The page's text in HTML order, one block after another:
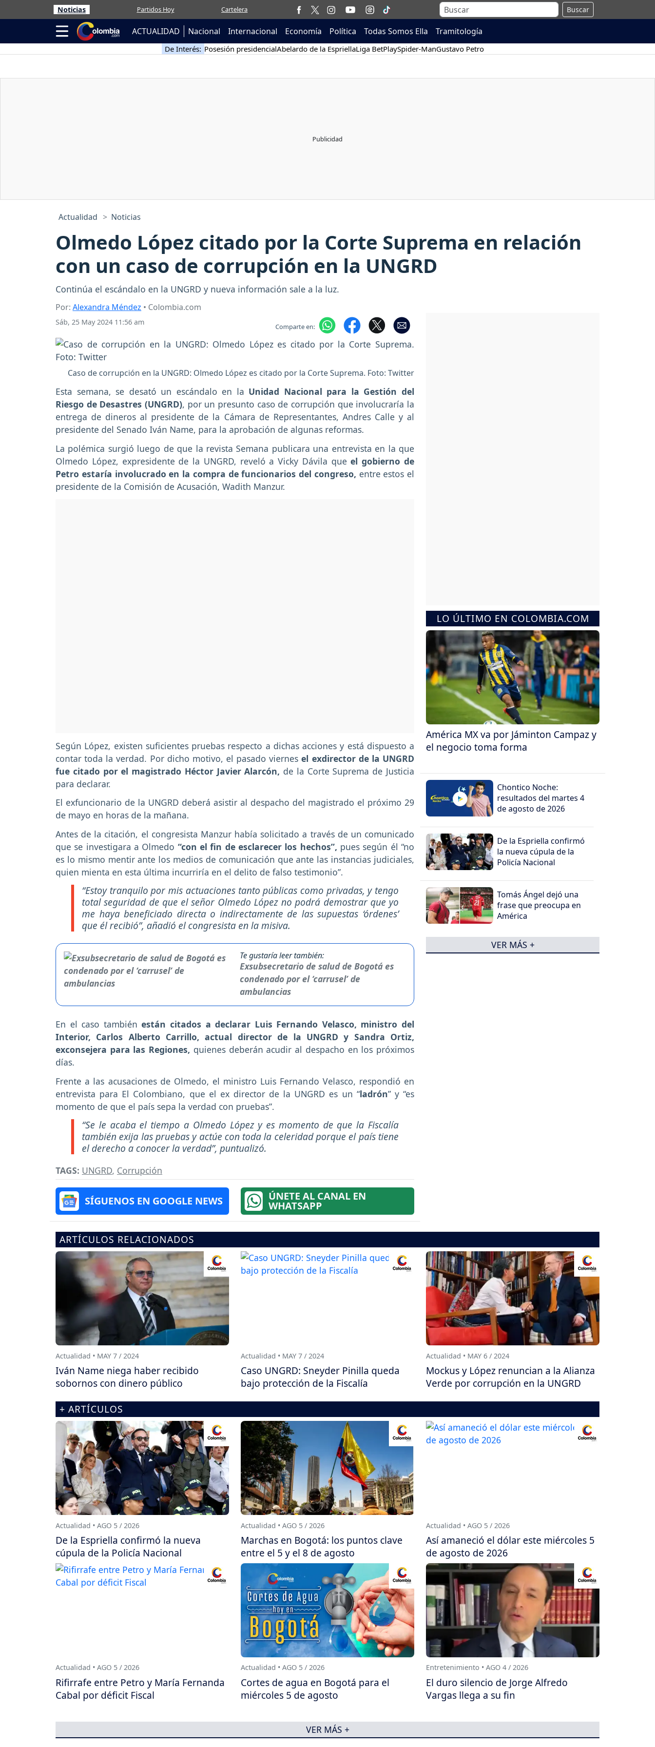
Noticias Partidos Hoy Cartelera Buscar
ACTUALIDAD Nacional Internacional Economía Política Todas Somos Ella Tramitología
De Interés: Posesión presidencialAbelardo de la EspriellaLiga BetPlaySpider-ManGustavo Petro
Actualidad Noticias
Olmedo López citado por la Corte Suprema en relación
con un caso de corrupción en la UNGRD
Continúa el escándalo en la UNGRD y nueva información sale a la luz.
Por: Alexandra Méndez • Colombia.com
Sáb, 25 May 2024 11:56 am Comparte en:
Caso de corrupción en la UNGRD: Olmedo López es citado por la Corte Suprema. Foto: Twitter
Esta semana, se desató un escándalo en la Unidad Nacional para la Gestión del
Riesgo de Desastres (UNGRD), por un presunto caso de corrupción que involucraría la
entrega de dineros al presidente de la Cámara de Representantes, Andres Calle y al
presidente del Senado Iván Name, para la aprobación de algunas reformas.
La polémica surgió luego de que la revista Semana publicara una entrevista en la que
Olmedo López, expresidente de la UNGRD, reveló a Vicky Dávila queel gobierno de
Petro estaría involucrado en la compra de funcionarios del congreso, entre estos el
presidente de la Comisión de Acusación, Wadith Manzur.
Según López, existen suficientes pruebas respecto a dichas acciones y está dispuesto a
contar toda la verdad. Por dicho motivo, el pasado viernes el exdirector de la UNGRD
fue citado por el magistrado Héctor Javier Alarcón, de la Corte Suprema de Justicia
para declarar.
El exfuncionario de la UNGRD deberá asistir al despacho del magistrado el próximo 29
de mayo en horas de la mañana.
Antes de la citación, el congresista Manzur había solicitado a través de un comunicado
que se investigara a Olmedo “con el fin de esclarecer los hechos”, pues según él “no
es lo mismo mentir ante los medios de comunicación que ante las instancias judiciales,
quien mienta en esta última incurriría en el delito de falso testimonio”.
“Estoy tranquilo por mis actuaciones tanto públicas como privadas, y tengo
total seguridad de que el señor Olmedo López no podrá demostrar que yo
me haya beneficiado directa o indirectamente de las supuestas ‘órdenes’
que él recibió”, añadió el congresista en la misiva.
Te gustaría leer también:
Exsubsecretario de salud de Bogotá es
condenado por el ‘carrusel’ de
ambulancias
En el caso tambiénestán citados a declarar Luis Fernando Velasco, ministro del
Interior, Carlos Alberto Carrillo, actual director de la UNGRD y Sandra Ortiz,
exconsejera para las Regiones, quienes deberán acudir al despacho en los próximos
días.
Frente a las acusaciones de Olmedo, el ministro Luis Fernando Velasco, respondió en
entrevista para El Colombiano, que el ex director de la UNGRD es un “ladrón” y “es
momento de que el país sepa la verdad con pruebas”.
“Se le acaba el tiempo a Olmedo López y es momento de que la Fiscalía
también exija las pruebas y actúe con toda la celeridad porque el país tiene
el derecho a conocer la verdad”, puntualizó.
TAGS: UNGRD, Corrupción
SÍGUENOS EN GOOGLE NEWS ÚNETE AL CANAL EN
WHATSAPP
LO ÚLTIMO EN COLOMBIA.COM
América MX va por Jáminton Campaz y
el negocio toma forma
Chontico Noche:
resultados del martes 4
de agosto de 2026
De la Espriella confirmó
la nueva cúpula de la
Policía Nacional
Tomás Ángel dejó una
frase que preocupa en
América
VER MÁS +
ARTÍCULOS RELACIONADOS
Actualidad • MAY 7 / 2024
Iván Name niega haber recibido
sobornos con dinero público
Actualidad • MAY 7 / 2024
Caso UNGRD: Sneyder Pinilla queda
bajo protección de la Fiscalía
Actualidad • MAY 6 / 2024
Mockus y López renuncian a la Alianza
Verde por corrupción en la UNGRD
+ ARTÍCULOS
Actualidad • AGO 5 / 2026
De la Espriella confirmó la nueva
cúpula de la Policía Nacional
Actualidad • AGO 5 / 2026
Marchas en Bogotá: los puntos clave
entre el 5 y el 8 de agosto
Actualidad • AGO 5 / 2026
Así amaneció el dólar este miércoles 5
de agosto de 2026
Actualidad • AGO 5 / 2026
Rifirrafe entre Petro y María Fernanda
Cabal por déficit Fiscal
Actualidad • AGO 5 / 2026
Cortes de agua en Bogotá para el
miércoles 5 de agosto
Entretenimiento • AGO 4 / 2026
El duro silencio de Jorge Alfredo
Vargas llega a su fin
VER MÁS +